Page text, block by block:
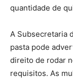
quantidade de
A Subsecretaria
pasta pode
direito de rodar
requisitos. As